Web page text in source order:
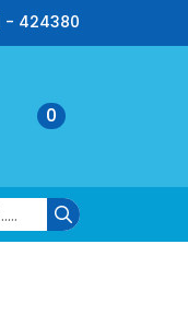
- 424380
0
Search